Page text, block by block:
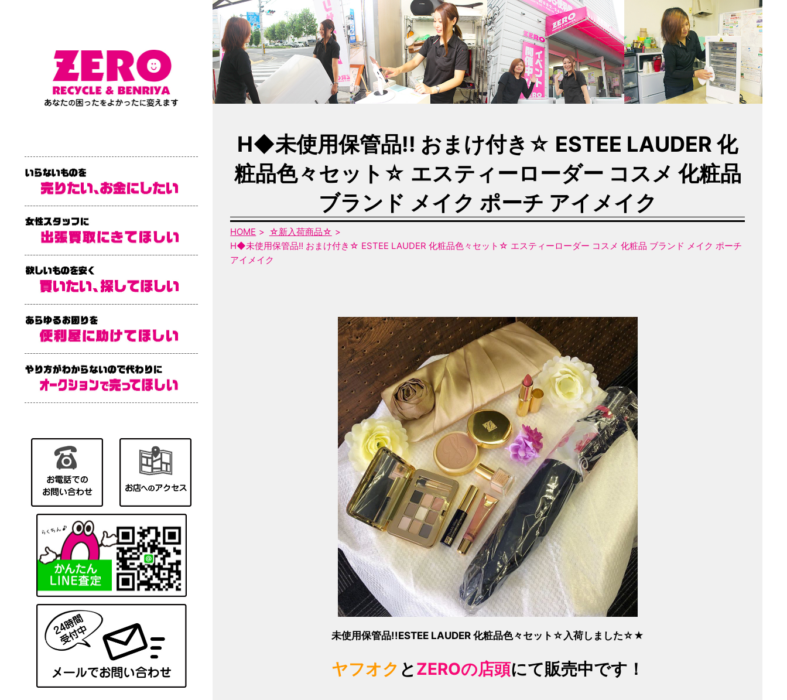
H◆未使用保管品!! おまけ付き☆ ESTEE LAUDER 化
粧品色々セット☆ エスティーローダー コスメ 化粧品
ブランド メイク ポーチ アイメイク
HOME
☆新入荷商品☆
H◆未使用保管品!! おまけ付き☆ ESTEE LAUDER 化粧品色々セット☆ エスティーローダー コスメ 化粧品 ブランド メイク ポーチ
アイメイク
未使用保管品!!ESTEE LAUDER 化粧品色々セット☆ 入荷しました☆★
ヤフオク とZEROの店頭にて販売中です！